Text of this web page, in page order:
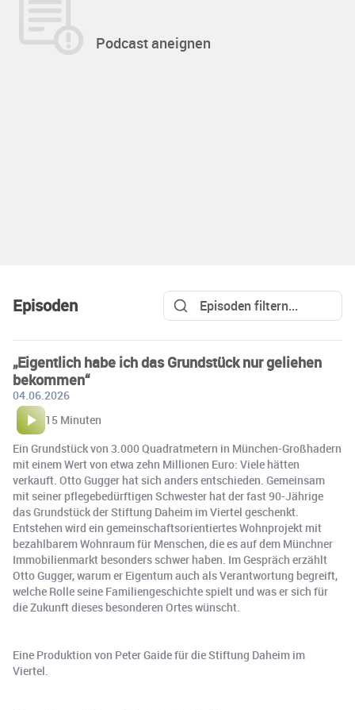
Podcast aneignen
Episoden
„Eigentlich habe ich das Grundstück nur geliehen
bekommen“
04.06.2026
15 Minuten
Ein Grundstück von 3.000 Quadratmetern in München-Großhadern
mit einem Wert von etwa zehn Millionen Euro: Viele hätten
verkauft. Otto Gugger hat sich anders entschieden. Gemeinsam
mit seiner pflegebedürftigen Schwester hat der fast 90-Jährige
das Grundstück der Stiftung Daheim im Viertel geschenkt.
Entstehen wird ein gemeinschaftsorientiertes Wohnprojekt mit
bezahlbarem Wohnraum für Menschen, die es auf dem Münchner
Immobilienmarkt besonders schwer haben. Im Gespräch erzählt
Otto Gugger, warum er Eigentum auch als Verantwortung begreift,
welche Rolle seine Familiengeschichte spielt und was er sich für
die Zukunft dieses besonderen Ortes wünscht.
Eine Produktion von Peter Gaide für die Stiftung Daheim im
Viertel.